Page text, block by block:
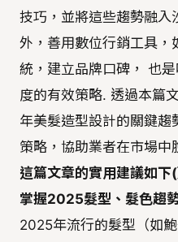
技巧，並將這些趨勢融入
外，善用數位行銷工具，
統，建立品牌口碑， 也
度的有效策略. 透過本篇
年美髮造型設計的關鍵趨
策略，協助業者在市場中
這篇文章的實用建議如
掌握2025髮型、髮色趨
2025年流行的髮型（如